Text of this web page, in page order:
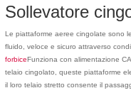
standard
Sollevatore
Le piattaforme aeree cingolate sono
fluido, veloce e sicuro attraverso
forbiceFunziona con alimentazione
telaio cingolato, queste piattaforme
il loro telaio stretto consente il